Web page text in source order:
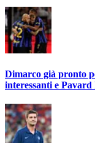
Dimarco già pronto
interessanti e